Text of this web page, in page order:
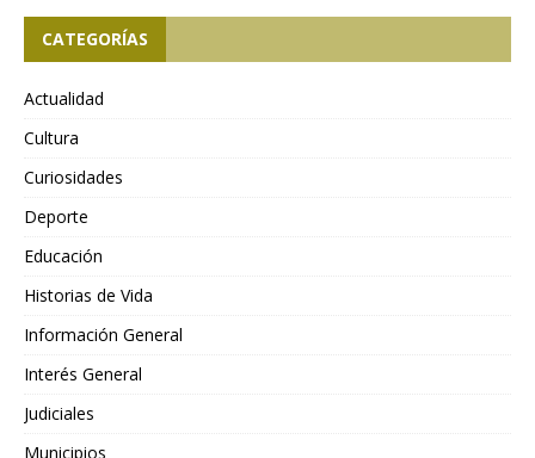
CATEGORÍAS
Actualidad
Cultura
Curiosidades
Deporte
Educación
Historias de Vida
Información General
Interés General
Judiciales
Municipios